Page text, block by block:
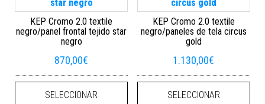
KEP Cromo 2.0 textile
negro/panel frontal tejido star
negro
870,00€
SELECCIONAR
Este producto tiene múltiples
KEP Cromo 2.0 textile
negro/paneles de tela circus
gold
1.130,00€
SELECCIONAR